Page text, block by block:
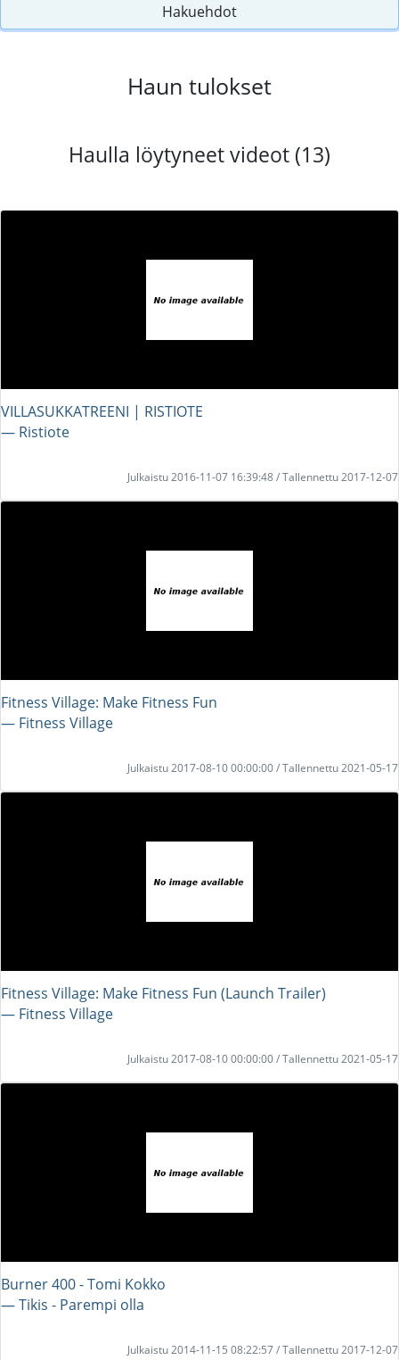
Hakuehdot
Haun tulokset
Haulla löytyneet videot (13)
VILLASUKKATREENI | RISTIOTE
― Ristiote
Julkaistu 2016-11-07 16:39:48 / Tallennettu 2017-12-07
Fitness Village: Make Fitness Fun
― Fitness Village
Julkaistu 2017-08-10 00:00:00 / Tallennettu 2021-05-17
Fitness Village: Make Fitness Fun (Launch Trailer)
― Fitness Village
Julkaistu 2017-08-10 00:00:00 / Tallennettu 2021-05-17
Burner 400 - Tomi Kokko
― Tikis - Parempi olla
Julkaistu 2014-11-15 08:22:57 / Tallennettu 2017-12-07